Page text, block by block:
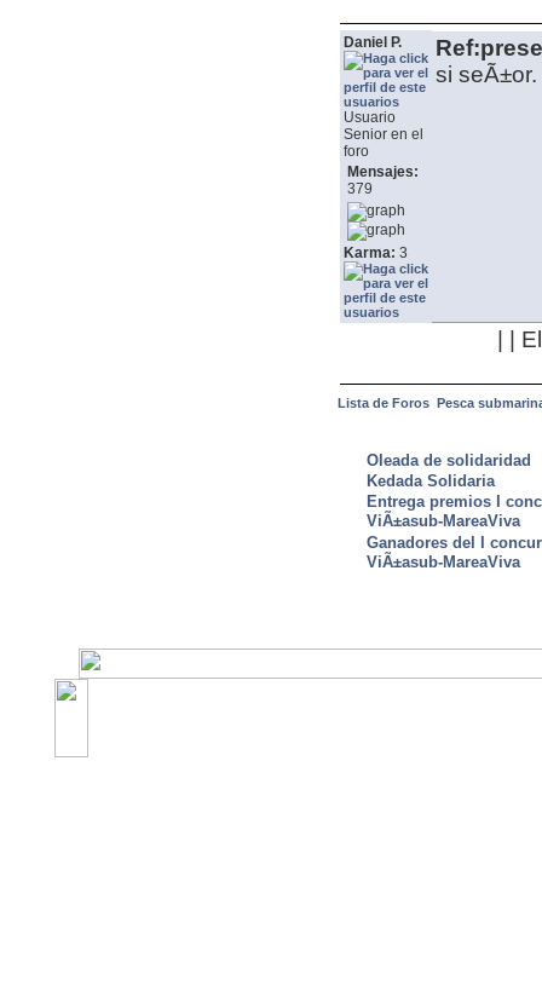
Daniel P.
Usuario
Senior en el
foro
Mensajes:
379
Karma: 3
si seÃ±or.
| |
Lista de Foros Pesca
Oleada de solidaridad
Kedada Solidaria
Entrega premios I
ViÃ±asub-MareaViva
Ganadores del I
ViÃ±asub-MareaViva